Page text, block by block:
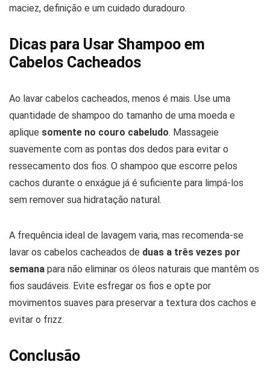
maciez, definição e um cuidado duradouro.
Dicas para Usar Shampoo em
Cabelos Cacheados
Ao lavar cabelos cacheados, menos é mais. Use uma
quantidade de shampoo do tamanho de uma moeda e
aplique somente no couro cabeludo. Massageie
suavemente com as pontas dos dedos para evitar o
ressecamento dos fios. O shampoo que escorre pelos
cachos durante o enxágue já é suficiente para limpá-los
sem remover sua hidratação natural.
A frequência ideal de lavagem varia, mas recomenda-se
lavar os cabelos cacheados de duas a três vezes por
semana para não eliminar os óleos naturais que mantêm os
fios saudáveis. Evite esfregar os fios e opte por
movimentos suaves para preservar a textura dos cachos e
evitar o frizz.
Conclusão